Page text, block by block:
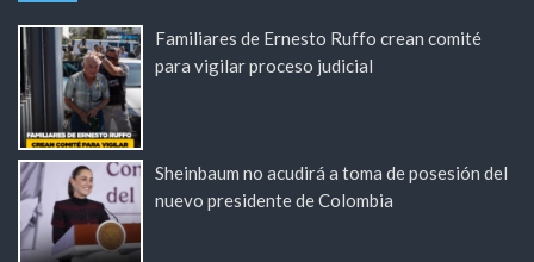
Familiares de Ernesto Ruffo crean comité
para vigilar proceso judicial
Sheinbaum no acudirá a toma de posesión del
nuevo presidente de Colombia